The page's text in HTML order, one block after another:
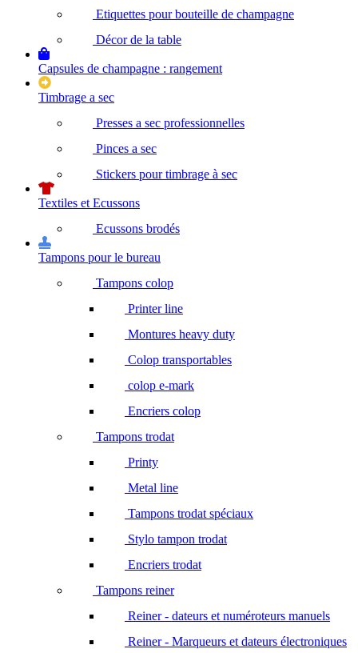
Etiquettes pour bouteille de champagne
Décor de la table
Capsules de champagne : rangement
Timbrage a sec
Presses a sec professionnelles
Pinces a sec
Stickers pour timbrage à sec
Textiles et Ecussons
Ecussons brodés
Tampons pour le bureau
Tampons colop
Printer line
Montures heavy duty
Colop transportables
colop e-mark
Encriers colop
Tampons trodat
Printy
Metal line
Tampons trodat spéciaux
Stylo tampon trodat
Encriers trodat
Tampons reiner
Reiner - dateurs et numéroteurs manuels
Reiner - Marqueurs et dateurs électroniques